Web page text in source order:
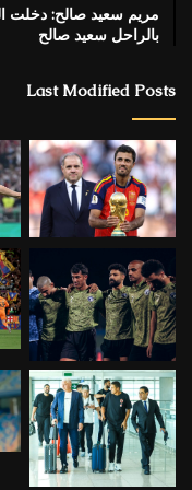
بالراحل سعيد صالح
Last Modified Posts